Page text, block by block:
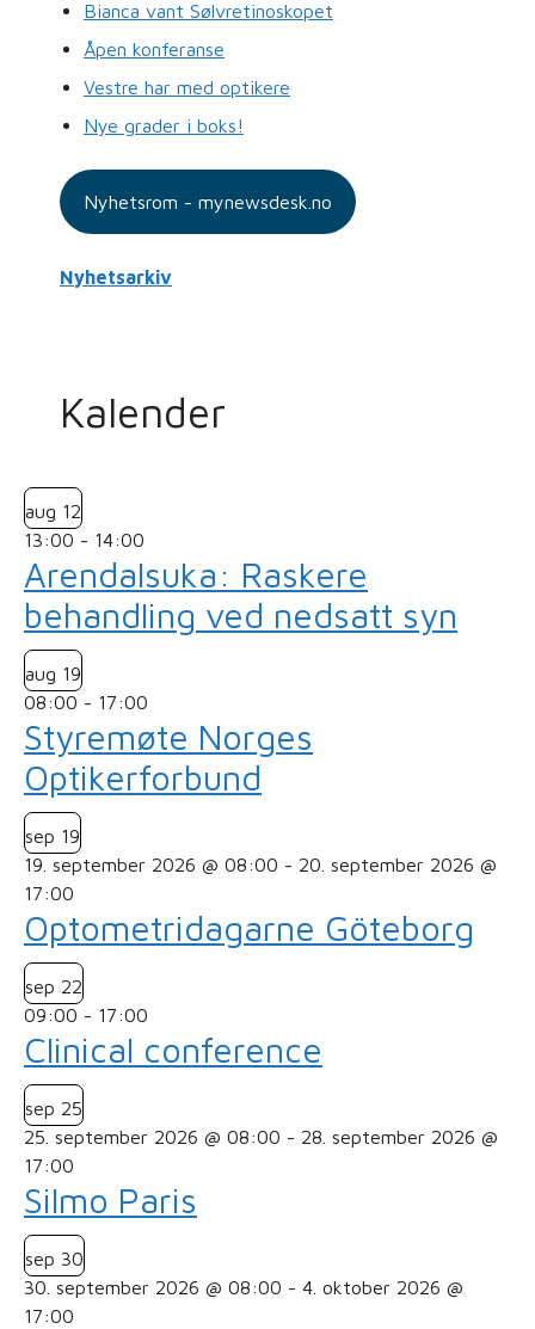
Bianca vant Sølvretinoskopet
Åpen konferanse
Vestre har med optikere
Nye grader i boks!
Nyhetsrom - mynewsdesk.no
Nyhetsarkiv
Kalender
aug 12
13:00 - 14:00
Arendalsuka: Raskere
behandling ved nedsatt syn
aug 19
08:00 - 17:00
Styremøte Norges
Optikerforbund
sep 19
19. september 2026 @ 08:00 - 20. september 2026 @
17:00
Optometridagarne Göteborg
sep 22
09:00 - 17:00
Clinical conference
sep 25
25. september 2026 @ 08:00 - 28. september 2026 @
17:00
Silmo Paris
sep 30
30. september 2026 @ 08:00 - 4. oktober 2026 @
17:00